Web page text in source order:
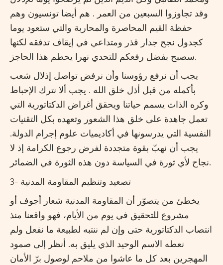
وقد تجاوزوا السبعين من العمر . هم أيضا تونسيون وهم
حفظة القيم المحاصرة والمحاربة والتي ستعود يوما
كجدول نجح جدار قذر ومتداعي في إيقاف تدفقه لكنها
سصبح بفضل رفعكم للتحدي نهرا يحطم هذا الحاجز.
يجب أن نرفع رؤوسنا وأن نرفض تواصل إذلال شعب
بأكمله من قبل أذل خلق الله . يجب ألا نترك الإحباط
وكره الذات يسمم حياتنا ويحقق أغراض الدكتاتورية التي
تعمل جاهدة على خلق هذا الشعور وتعهده بكل التقنيات
النفسية التي يدرسونها في أكاديميات علوم إجرام الدولة.
يجب أن نهبّ بقوة متجددة لفرض رجوع الكرامة إذ لا
نجاح لأي ثورة في السياسة دون هذه الثورة في الضمائر.
3- تصعيد وتنظيم المقاومة المدنية
يخطئ من يتصوّر أن المقاومة المدنية شعار أجوف أو
مشروع للتحقيق في يوم من الأيام، فهو واقعنا منذ
انتصاب الدكتاتورية حتى وإن لم ننتبه لطبيعة ما نفعل ولم
نعطه الاسم الوحيد الذي يليق به. أنظر إلى صمود
المهجرين بعد كل ما عاشوا من ملاحم لوصول برّ الأمان